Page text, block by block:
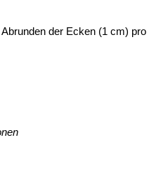
der Ecken (1 cm) pro